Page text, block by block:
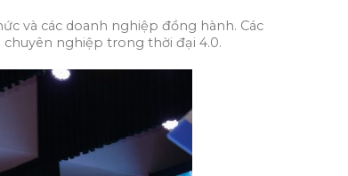
và các doanh nghiệp đồng hành. Các
nghiệp trong thời đại 4.0.